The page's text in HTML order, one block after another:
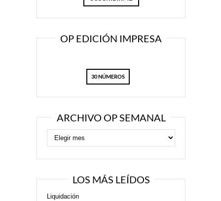
OP EDICIÓN IMPRESA
30 NÚMEROS
ARCHIVO OP SEMANAL
LOS MÁS LEÍDOS
Liquidación